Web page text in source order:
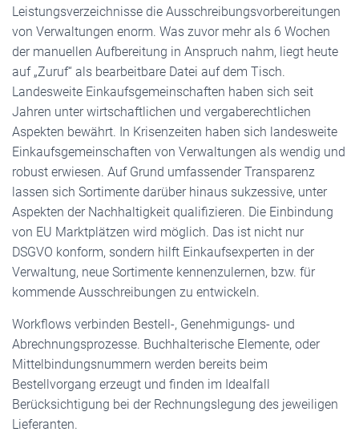
Leistungsverzeichnisse die Ausschreibungsvorbereitungen
von Verwaltungen enorm. Was zuvor mehr als 6 Wochen
der manuellen Aufbereitung in Anspruch nahm, liegt heute
auf „Zuruf“ als bearbeitbare Datei auf dem Tisch.
Landesweite Einkaufsgemeinschaften haben sich seit
Jahren unter wirtschaftlichen und vergaberechtlichen
Aspekten bewährt. In Krisenzeiten haben sich landesweite
Einkaufsgemeinschaften von Verwaltungen als wendig und
robust erwiesen. Auf Grund umfassender Transparenz
lassen sich Sortimente darüber hinaus sukzessive, unter
Aspekten der Nachhaltigkeit qualifizieren. Die Einbindung
von EU Marktplätzen wird möglich. Das ist nicht nur
DSGVO konform, sondern hilft Einkaufsexperten in der
Verwaltung, neue Sortimente kennenzulernen, bzw. für
kommende Ausschreibungen zu entwickeln.
Workflows verbinden Bestell-, Genehmigungs- und
Abrechnungsprozesse. Buchhalterische Elemente, oder
Mittelbindungsnummern werden bereits beim
Bestellvorgang erzeugt und finden im Idealfall
Berücksichtigung bei der Rechnungslegung des jeweiligen
Lieferanten.